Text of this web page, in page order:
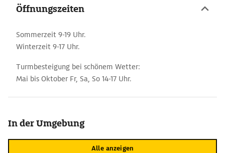
Öffnungszeiten
Sommerzeit 9-19 Uhr.
Winterzeit 9-17 Uhr.
Turmbesteigung bei schönem Wetter:
Mai bis Oktober Fr, Sa, So 14-17 Uhr.
In der Umgebung
Alle anzeigen